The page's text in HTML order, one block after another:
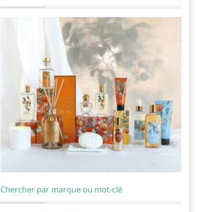
Chercher par marque ou mot-clé